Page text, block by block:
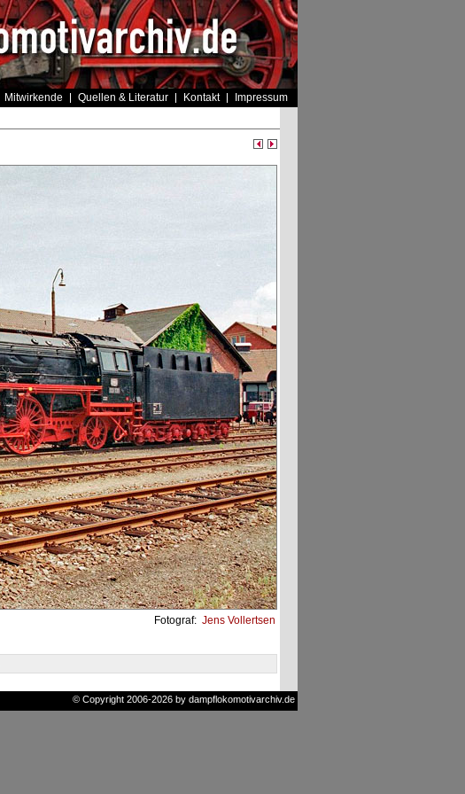
Mitwirkende Quellen & Literatur Kontakt Impressum
Fotograf: Jens Vollertsen
© Copyright 2006-2026 by dampflokomotivarchiv.de